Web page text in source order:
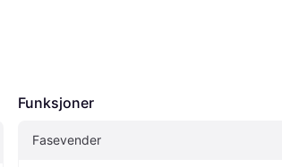
Funksjoner
Fasevender